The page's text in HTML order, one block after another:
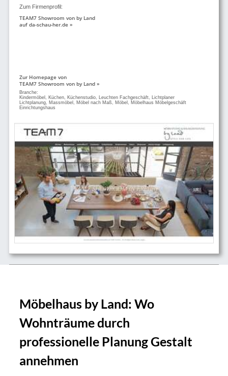
Zum Firmenprofil:
TEAM7 Showroom von by Land
auf da-schau-her.de »
Zur Homepage von
TEAM7 Showroom von by Land »
Branche:
Kindermöbel, Küchen, Küchenstudio, Leuchten Fachgeschäft, Lichtplaner
Lichtplanung, Massmöbel, Möbel nach Maß, Möbel, Möbelhaus Möbelgeschäft
Einrichtungshaus
Möbelhaus by Land: Wo
Wohnträume durch
professionelle Planung Gestalt
annehmen